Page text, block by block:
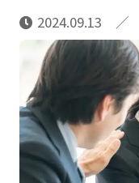
2024.09.13